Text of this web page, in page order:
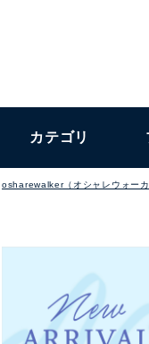
カテゴリ
osharewalker（オシャレウォーカ